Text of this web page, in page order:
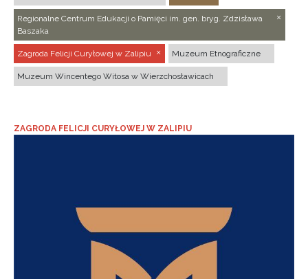
Regionalne Centrum Edukacji o Pamięci im. gen. bryg. Zdzisława
Baszaka
Zagroda Felicji Curyłowej w Zalipiu Muzeum Etnograficzne
Muzeum Wincentego Witosa w Wierzchosławicach
ZAGRODA FELICJI CURYŁOWEJ W ZALIPIU